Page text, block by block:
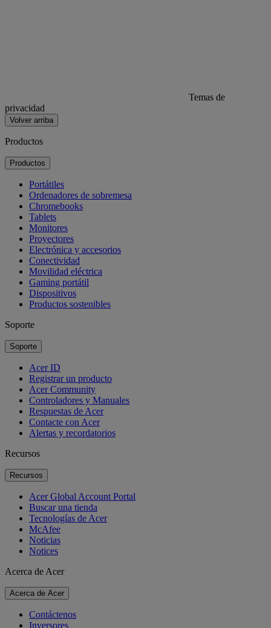
Temas de
privacidad
Volver arriba
Productos
Productos
Portátiles
Ordenadores de sobremesa
Chromebooks
Tablets
Monitores
Proyectores
Electrónica y accesorios
Conectividad
Movilidad eléctrica
Gaming portátil
Dispositivos
Productos sostenibles
Soporte
Soporte
Acer ID
Registrar un producto
Acer Community
Controladores y Manuales
Respuestas de Acer
Contacte con Acer
Alertas y recordatorios
Recursos
Recursos
Acer Global Account Portal
Buscar una tienda
Tecnologías de Acer
McAfee
Noticias
Notices
Acerca de Acer
Acerca de Acer
Contáctenos
Inversores